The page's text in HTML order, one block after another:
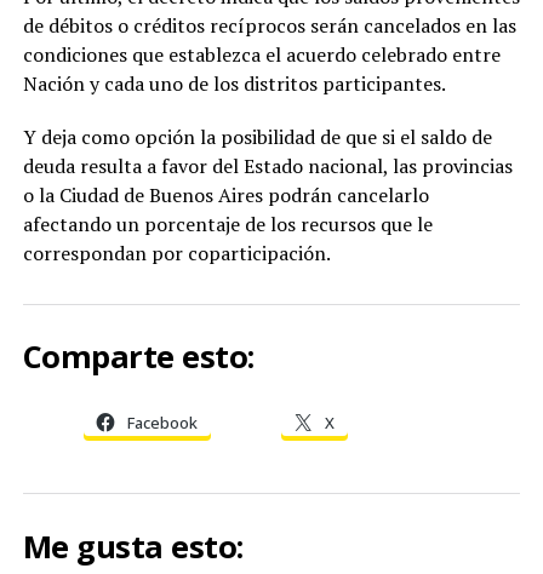
de débitos o créditos recíprocos serán cancelados en las
condiciones que establezca el acuerdo celebrado entre
Nación y cada uno de los distritos participantes.
Y deja como opción la posibilidad de que si el saldo de
deuda resulta a favor del Estado nacional, las provincias
o la Ciudad de Buenos Aires podrán cancelarlo
afectando un porcentaje de los recursos que le
correspondan por coparticipación.
Comparte esto:
Facebook X
Me gusta esto: